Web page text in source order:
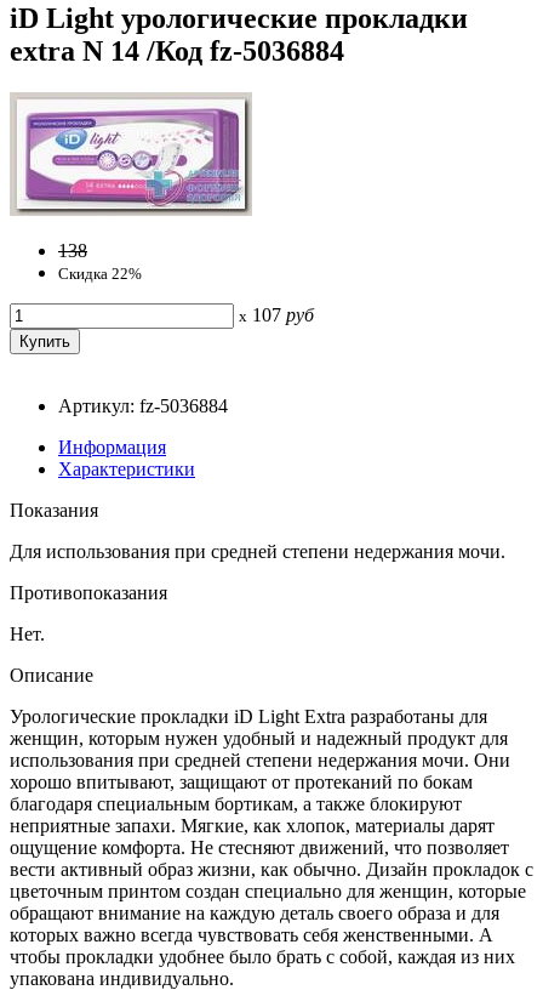
iD Light урологические прокладки
extra N 14 /Код fz-5036884
138
Скидка 22%
x 107 руб
Артикул: fz-5036884
Информация
Характеристики
Показания
Для использования при средней степени недержания мочи.
Противопоказания
Нет.
Описание
Урологические прокладки iD Light Extra разработаны для
женщин, которым нужен удобный и надежный продукт для
использования при средней степени недержания мочи. Они
хорошо впитывают, защищают от протеканий по бокам
благодаря специальным бортикам, а также блокируют
неприятные запахи. Мягкие, как хлопок, материалы дарят
ощущение комфорта. Не стесняют движений, что позволяет
вести активный образ жизни, как обычно. Дизайн прокладок с
цветочным принтом создан специально для женщин, которые
обращают внимание на каждую деталь своего образа и для
которых важно всегда чувствовать себя женственными. А
чтобы прокладки удобнее было брать с собой, каждая из них
упакована индивидуально.